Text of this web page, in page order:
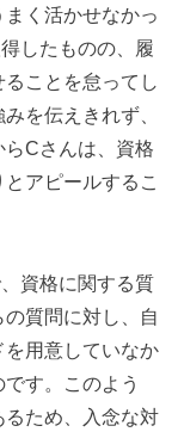
く活かせなかっ
したものの、履
ことを怠ってし
を伝えきれず、
Cさんは、資格
アピールするこ
資格に関する質
質問に対し、自
用意していなか
す。このよう
ため、入念な対